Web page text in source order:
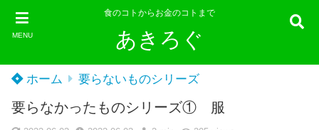
MENU
食のコトからお金のコトまで
あきろぐ
ホーム 要らないものシリーズ
要らなかったものシリーズ① 服